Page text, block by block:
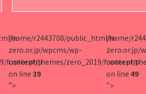
n-
footer.php
/home/r2443708/public_html/n-
zero.or.jp/wpcms/wp-
content/themes/zero_2019/footer.php
on line39
">
/home/
zero.or.jp/
content/
on line 49
">